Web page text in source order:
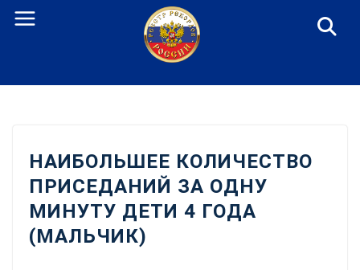
Перейти
НАИБОЛЬШЕЕ КОЛИЧЕСТВО
ПРИСЕДАНИЙ ЗА ОДНУ
МИНУТУ ДЕТИ 4 ГОДА
(МАЛЬЧИК)